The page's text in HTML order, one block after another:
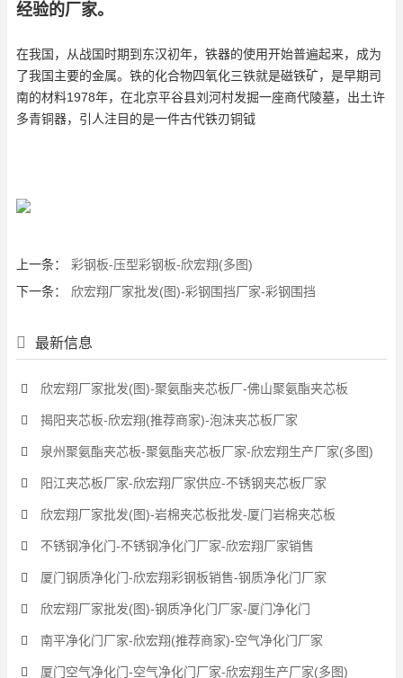
经验的厂家。
在我国，从战国时期到东汉初年，铁器的使用开始普遍起来，成为
了我国主要的金属。铁的化合物四氧化三铁就是磁铁矿，是早期司
南的材料1978年，在北京平谷县刘河村发掘一座商代陵墓，出土许
多青铜器，引人注目的是一件古代铁刃铜钺
上一条：
彩钢板-压型彩钢板-欣宏翔(多图)
下一条：
欣宏翔厂家批发(图)-彩钢围挡厂家-彩钢围挡
最新信息
欣宏翔厂家批发(图)-聚氨酯夹芯板厂-佛山聚氨酯夹芯板
揭阳夹芯板-欣宏翔(推荐商家)-泡沫夹芯板厂家
泉州聚氨酯夹芯板-聚氨酯夹芯板厂家-欣宏翔生产厂家(多图)
阳江夹芯板厂家-欣宏翔厂家供应-不锈钢夹芯板厂家
欣宏翔厂家批发(图)-岩棉夹芯板批发-厦门岩棉夹芯板
不锈钢净化门-不锈钢净化门厂家-欣宏翔厂家销售
厦门钢质净化门-欣宏翔彩钢板销售-钢质净化门厂家
欣宏翔厂家批发(图)-钢质净化门厂家-厦门净化门
南平净化门厂家-欣宏翔(推荐商家)-空气净化门厂家
厦门空气净化门-空气净化门厂家-欣宏翔生产厂家(多图)